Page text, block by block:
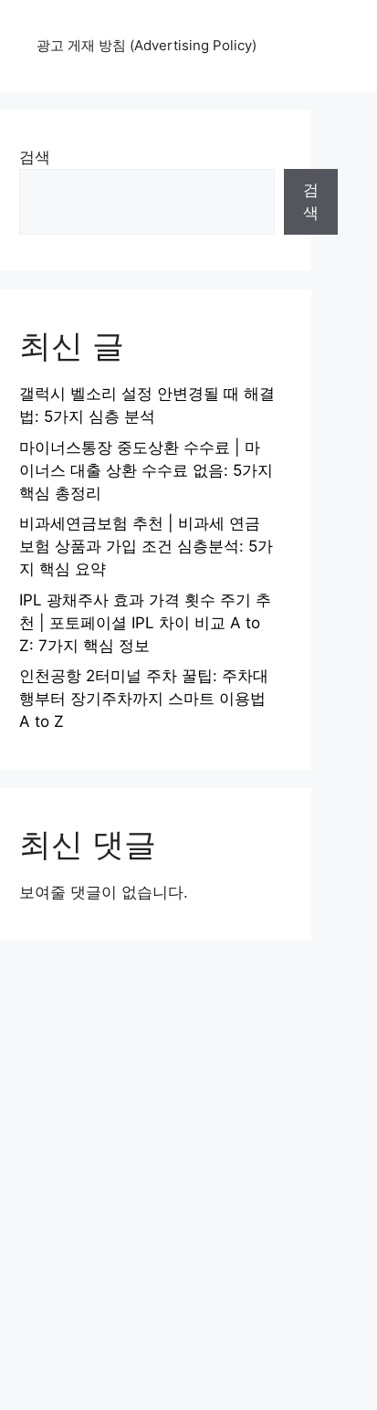
광고 게재 방침 (Advertising Policy)
검색
검
색
최신 글
갤럭시 벨소리 설정 안변경될 때 해결
법: 5가지 심층 분석
마이너스통장 중도상환 수수료 | 마
이너스 대출 상환 수수료 없음: 5가지
핵심 총정리
비과세연금보험 추천 | 비과세 연금
보험 상품과 가입 조건 심층분석: 5가
지 핵심 요약
IPL 광채주사 효과 가격 횟수 주기 추
천 | 포토페이셜 IPL 차이 비교 A to
Z: 7가지 핵심 정보
인천공항 2터미널 주차 꿀팁: 주차대
행부터 장기주차까지 스마트 이용법
A to Z
최신 댓글
보여줄 댓글이 없습니다.